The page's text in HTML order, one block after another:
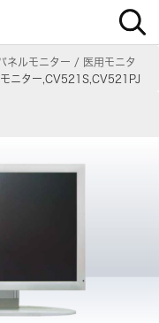
ネルモニター / 医用モニタ
ニター,CV521S,CV521PJ